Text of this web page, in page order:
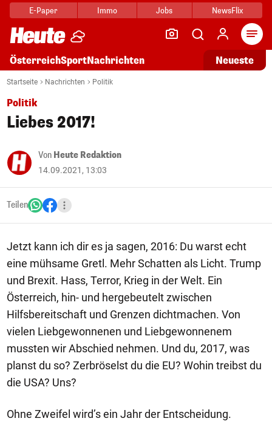
E-Paper Immo Jobs NewsFlix
ÖsterreichSportNachrichten Neueste
Startseite Nachrichten Politik
Politik
Liebes 2017!
Von Heute Redaktion
14.09.2021, 13:03
Teilen
Jetzt kann ich dir es ja sagen, 2016: Du warst echt
eine mühsame Gretl. Mehr Schatten als Licht. Trump
und Brexit. Hass, Terror, Krieg in der Welt. Ein
Österreich, hin- und hergebeutelt zwischen
Hilfsbereitschaft und Grenzen dichtmachen. Von
vielen Liebgewonnenen und Liebgewonnenem
mussten wir Abschied nehmen. Und du, 2017, was
planst du so? Zerbröselst du die EU? Wohin treibst du
die USA? Uns?
Ohne Zweifel wird’s ein Jahr der Entscheidung.